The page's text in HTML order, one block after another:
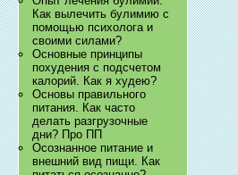
Как вылечить булимию с
помощью психолога и
своими силами?
Основные принципы
похудения с подсчетом
калорий. Как я худею?
Основы правильного
питания. Как часто
делать разгрузочные
дни? Про ПП
Осознанное питание и
внешний вид пищи. Как